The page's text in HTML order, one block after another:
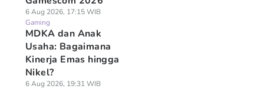
6 Aug 2026, 17:15 WIB
Gaming
MDKA dan Anak
Usaha: Bagaimana
Kinerja Emas hingga
Nikel?
6 Aug 2026, 19:31 WIB